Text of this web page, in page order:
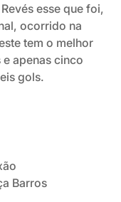
esse que foi,
ocorrido na
tem o melhor
apenas cinco
gols.
Barros